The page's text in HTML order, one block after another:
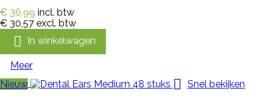
€ 36,99 incl. btw
€ 30,57 excl. btw
 In winkelwagen
Meer
Nieuw

Snel bekijken